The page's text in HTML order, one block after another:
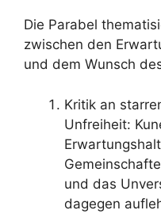
Die Parabel
zwischen den
und dem Wunsch
Kritik an
Unfreiheit:
und das
dagegen